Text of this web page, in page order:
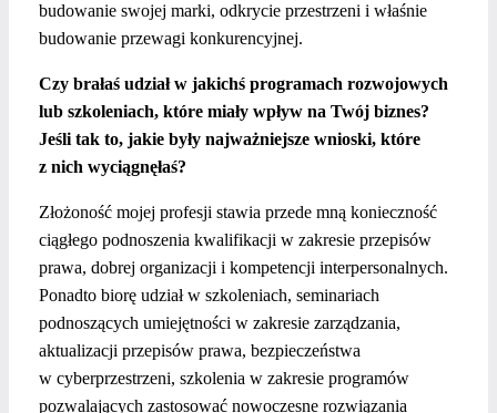
budowanie swojej marki, odkrycie przestrzeni i właśnie
budowanie przewagi konkurencyjnej.
Czy brałaś udział w jakichś programach rozwojowych
lub szkoleniach, które miały wpływ na Twój biznes?
Jeśli tak to, jakie były najważniejsze wnioski, które
z nich wyciągnęłaś?
Złożoność mojej profesji stawia przede mną konieczność
ciągłego podnoszenia kwalifikacji w zakresie przepisów
prawa, dobrej organizacji i kompetencji interpersonalnych.
Ponadto biorę udział w szkoleniach, seminariach
podnoszących umiejętności w zakresie zarządzania,
aktualizacji przepisów prawa, bezpieczeństwa
w cyberprzestrzeni, szkolenia w zakresie programów
pozwalających zastosować nowoczesne rozwiązania